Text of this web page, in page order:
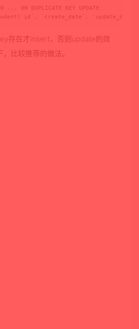
... ON DUPLICATE KEY UPDATE
`create_date`, `update_date`,
存在才insert，否则update的效
比较推荐的做法。